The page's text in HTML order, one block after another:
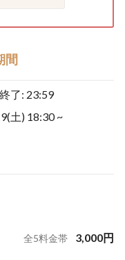
間
了: 23:59
土) 18:30 ~
全5料金帯 3,000円